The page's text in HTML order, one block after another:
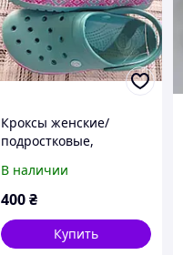
Кроксы женские/
подростковые,
орнаментом, Dago
(Даго),36-41 размеры.
В наличии
400₴
Купить